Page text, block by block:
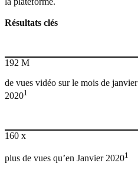
Résultats clés
192 M
de vues vidéo sur le mois de
20201
160 x
plus de vues qu’en Janvier 20201